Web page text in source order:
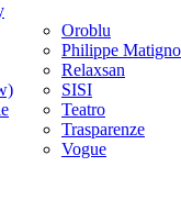
Oroblu
Philippe
Relaxsan
SISI
Teatro
Trasparenze
Vogue